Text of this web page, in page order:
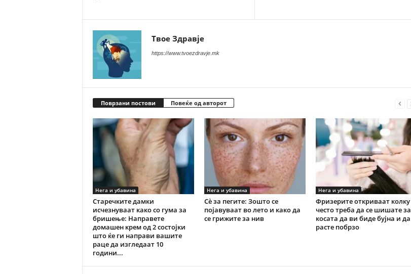
Твое Здравје
https://www.tvoezdravje.mk
Поврзани постови Повеќе од авторот
Нега и убавина
Старечките дамки
исчезнуваат како со гума за
бришење: Направете
домашен крем од 2 состојки
што ќе ги направи вашите
раце да изгледаат 10
години...
Нега и убавина
Сè за пегите: Зошто се
појавуваат во лето и како да
се грижите за нив
Нега и убавина
Фризерите откриваат колку
често треба да се шишате за
косата да ви биде бујна и да
расте побрзо